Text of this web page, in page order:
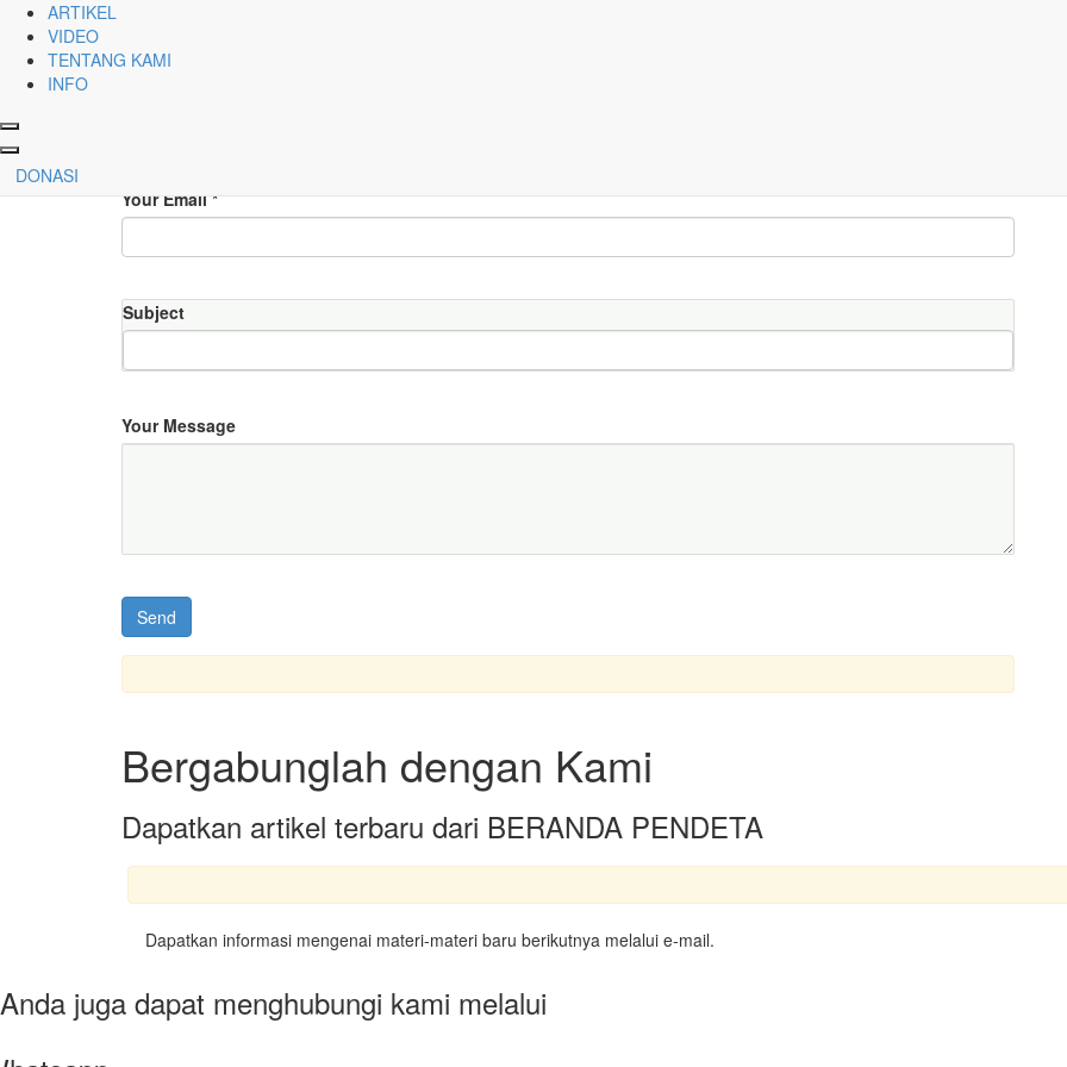
ARTIKEL
VIDEO
TENTANG KAMI
INFO
DONASI
Testing page
Your Email*
Subject
Your Message
Bergabunglah dengan Kami
Dapatkan artikel terbaru dari BERANDA PENDETA
Dapatkan informasi mengenai materi-materi baru berikutnya melalui e-mail.
Anda juga dapat menghubungi kami melalui